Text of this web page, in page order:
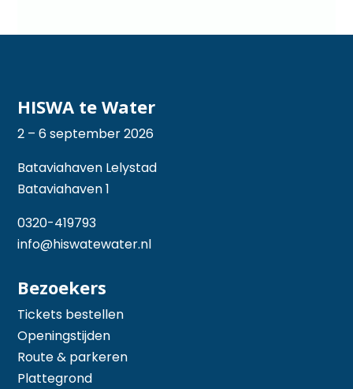
HISWA te Water
2 – 6 september 2026
Bataviahaven Lelystad
Bataviahaven 1
0320-419793
info@hiswatewater.nl
Bezoekers
Tickets bestellen
Openingstijden
Route & parkeren
Plattegrond